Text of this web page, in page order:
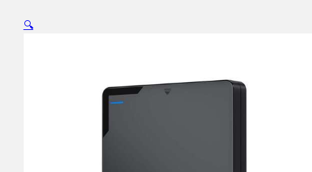
3.0/USB3.1 Gen1 – Colore …
🔍